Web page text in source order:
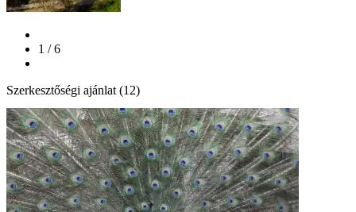
1 / 6
Szerkesztőségi ajánlat (12)